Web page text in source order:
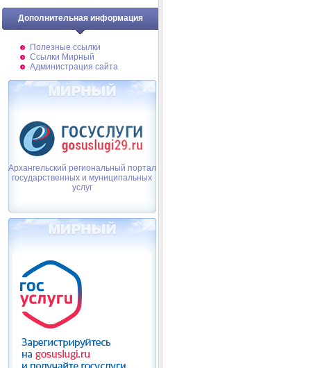
Дополнительная информация
Полезные ссылки
Ссылки Мирный
Администрация сайта
Архангельский региональный портал
государственных и муниципальных
услуг